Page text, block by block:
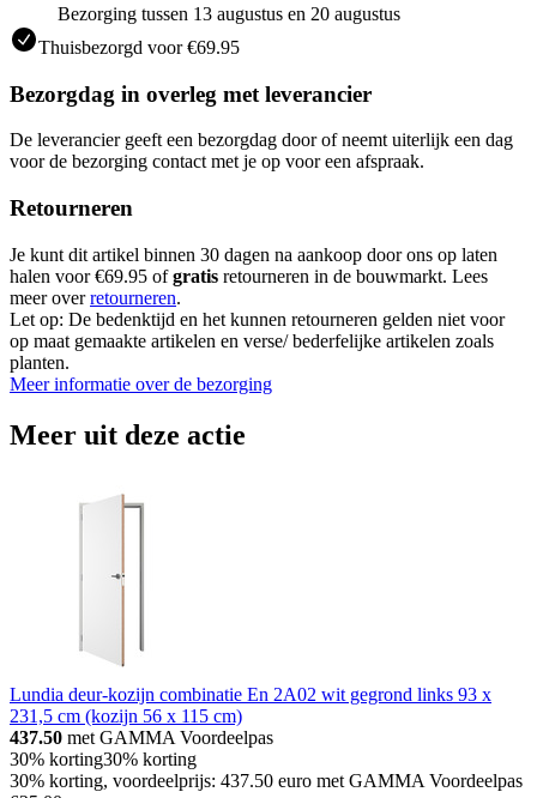
Bezorging tussen 13 augustus en 20 augustus
Thuisbezorgd voor €69.95
Bezorgdag in overleg met leverancier
De leverancier geeft een bezorgdag door of neemt uiterlijk een dag
voor de bezorging contact met je op voor een afspraak.
Retourneren
Je kunt dit artikel binnen 30 dagen na aankoop door ons op laten
halen voor €69.95 ofgratis retourneren in de bouwmarkt. Lees
meer overretourneren.
Let op: De bedenktijd en het kunnen retourneren gelden niet voor
op maat gemaakte artikelen en verse/ bederfelijke artikelen zoals
planten.
Meer informatie over de bezorging
Meer uit deze actie
Lundia deur-kozijn combinatie En 2A02 wit gegrond links 93 x
231,5 cm (kozijn 56 x 115 cm)
437.50 met GAMMA Voordeelpas
30% korting30% korting
30% korting, voordeelprijs: 437.50 euro met GAMMA Voordeelpas